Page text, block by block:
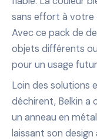
sans effort à votre
Avec ce pack de
objets différents
pour un usage
Loin des solutions
déchirent, Belkin a
un anneau en
laissant son